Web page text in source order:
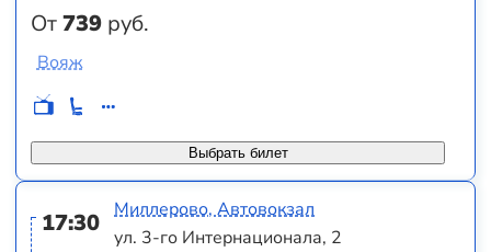
От739 руб.
Выбрать билет
Вояж
17:30
Миллерово, Автовокзал
ул. 3-го Интернационала, 2